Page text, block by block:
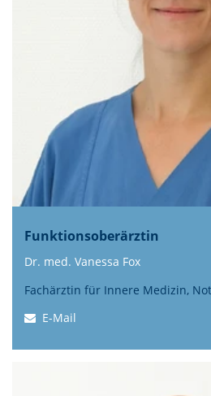
Funktionsoberärztin
Dr. med. Vanessa Fox
Fachärztin für Innere Medizin,
E-Mail